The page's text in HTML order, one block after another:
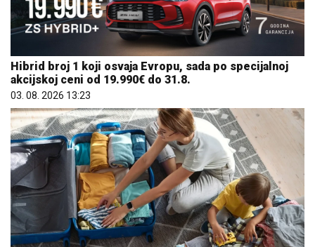
Hibrid broj 1 koji osvaja Evropu, sada po specijalnoj
akcijskoj ceni od 19.990€ do 31.8.
03. 08. 2026 13:23